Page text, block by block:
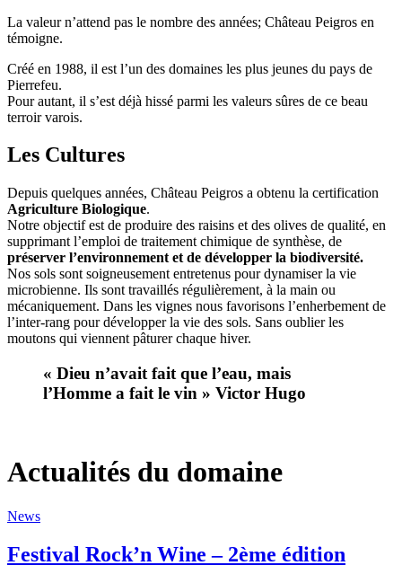
La valeur n’attend pas le nombre des années; Château Peigros en
témoigne.
Créé en 1988, il est l’un des domaines les plus jeunes du pays de
Pierrefeu.
Pour autant, il s’est déjà hissé parmi les valeurs sûres de ce beau
terroir varois.
Les Cultures
Depuis quelques années, Château Peigros a obtenu la certification
Agriculture Biologique.
Notre objectif est de produire des raisins et des olives de qualité, en
supprimant l’emploi de traitement chimique de synthèse, de
préserver l’environnement et de développer la biodiversité.
Nos sols sont soigneusement entretenus pour dynamiser la vie
microbienne. Ils sont travaillés régulièrement, à la main ou
mécaniquement. Dans les vignes nous favorisons l’enherbement de
l’inter-rang pour développer la vie des sols. Sans oublier les
moutons qui viennent pâturer chaque hiver.
« Dieu n’avait fait que l’eau, mais
l’Homme a fait le vin » Victor Hugo
Actualités du domaine
News
Festival Rock’n Wine – 2ème édition